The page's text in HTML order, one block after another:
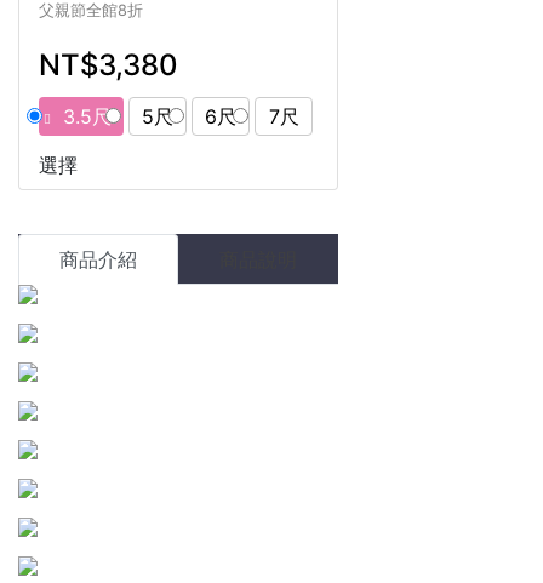
父親節全館8折
NT$3,380
3.5尺 5尺 6尺
7尺
選擇
商品介紹